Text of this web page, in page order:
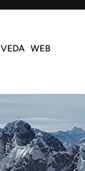
VEDA WEB